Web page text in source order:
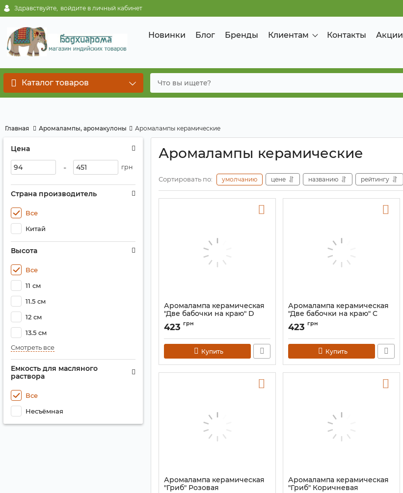
Здравствуйте, войдите в личный кабинет
Новинки Блог Бренды Клиентам Контакты Акции
Каталог товаров
Главная Аромалампы, аромакулоны Аромалампы керамические
Цена
- грн
Страна производитель
Все
Китай
Высота
Все
11 см
11.5 см
12 см
13.5 см
Смотреть все
Емкость для масляного
раствора
Все
Несъёмная
Аромалампы керамические
Сортировать по: умолчанию цене названию рейтингу
Аромалампа керамическая
"Две бабочки на краю" D
Артикул: 9120185
423 грн
Купить
Аромалампа керамическая
"Две бабочки на краю" C
Артикул: 9120185
423 грн
Купить
Аромалампа керамическая
"Гриб" Розовая
Аромалампа керамическая
"Гриб" Коричневая